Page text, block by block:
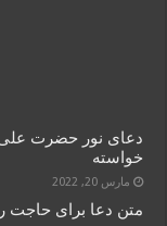
دعای نور حضرت
خواسته
مارس 20, 2022
متن دعا برای حاجت